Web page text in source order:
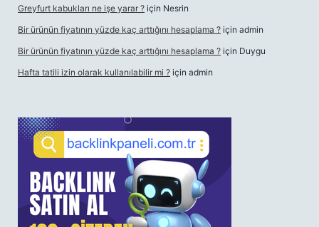
Greyfurt kabukları ne işe yarar ? için Nesrin
Bir ürünün fiyatının yüzde kaç arttığını hesaplama ? için admin
Bir ürünün fiyatının yüzde kaç arttığını hesaplama ? için Duygu
Hafta tatili izin olarak kullanılabilir mi ? için admin